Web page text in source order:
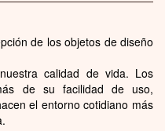
de los objetos de diseño
calidad de vida. Los
de su facilidad de uso,
el entorno cotidiano más